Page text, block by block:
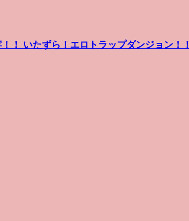
！ いたずら！エロトラップダンジョン！！